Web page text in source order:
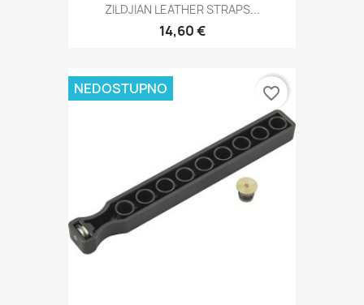
ZILDJIAN LEATHER STRAPS...
14,60 €
NEDOSTUPNO favorite_border